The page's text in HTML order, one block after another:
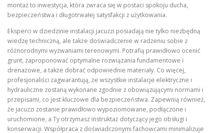
montaż to inwestycja, która zwraca się w postaci spokoju ducha,
bezpieczeństwa i długotrwałej satysfakcji z użytkowania.
Eksperci w dziedzinie instalacji jacuzzi posiadają nie tylko niezbędną
wiedzę techniczną, ale także doświadczenie w radzeniu sobie z
różnorodnymi wyzwaniami terenowymi. Potrafią prawidłowo ocenić
grunt, zaproponować optymalne rozwiązania fundamentowe i
drenażowe, a także dobrać odpowiednie materiały. Co więcej,
profesjonaliści zagwarantują, że wszystkie instalacje elektryczne i
hydrauliczne zostaną wykonane zgodnie z obowiązującymi normami i
przepisami, co jest kluczowe dla bezpieczeństwa. Zapewnią również,
że jacuzzi zostanie prawidłowo wypoziomowane, podłączone i
uruchomione, a Ty otrzymasz instruktaż dotyczący jego obsługi i
konserwacji. Współpraca z doświadczonymi fachowcami minimalizuje